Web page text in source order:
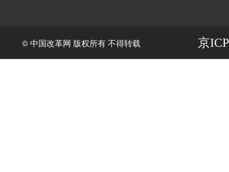
© 中国改革网 版权所有 不得转载 京